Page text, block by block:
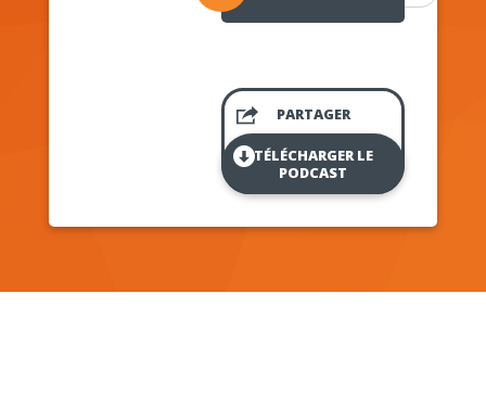
PARTAGER
TÉLÉCHARGER LE
PODCAST